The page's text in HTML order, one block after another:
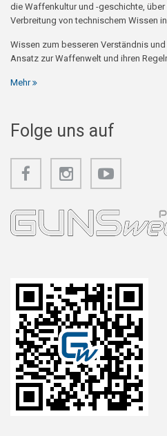
die Waffenkultur und -geschichte,
Verbreitung von technischem Wissen
Wissen zum besseren Verständnis
Ansatz zur Waffenwelt und ihren
Mehr
Folge uns auf